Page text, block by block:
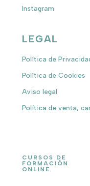
Instagram
LEGAL
Política de
Política de Cookies
Aviso legal
Política de venta,
CURSOS DE
FORMACIÓN
ONLINE